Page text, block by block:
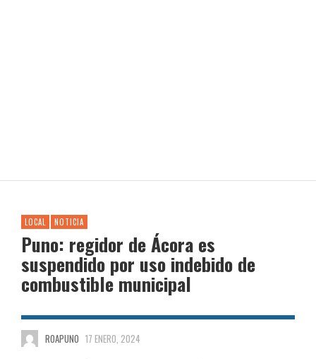
LOCAL NOTICIA
Puno: regidor de Ácora es
suspendido por uso indebido de
combustible municipal
ROAPUNO 17 ENERO, 2024